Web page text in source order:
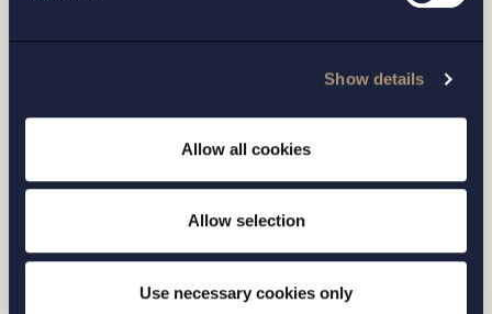
Show details
Allow all cookies
Allow selection
Use necessary cookies only
STOCKHOLM